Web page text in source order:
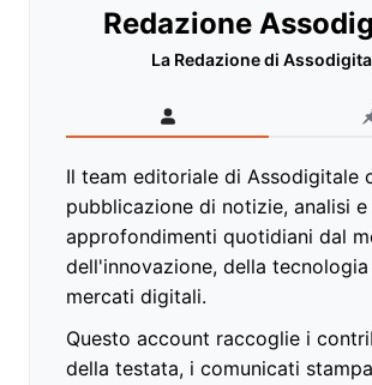
Redazione
La Redazione di
Il team editoriale di Assodigitale
pubblicazione di notizie, analisi e
approfondimenti quotidiani dal
dell'innovazione, della tecnologia
mercati digitali.
Questo account raccoglie i
della testata, i comunicati